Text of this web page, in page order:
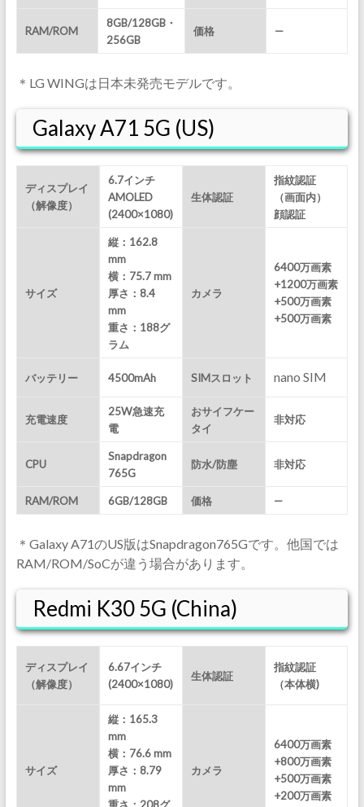
RAM/ROM
8GB/128GB・
256GB
価格 —
＊LG WINGは日本未発売モデルです。
Galaxy A71 5G (US)
ディスプレイ
（解像度）
6.7インチ
AMOLED
(2400×1080)
生体認証
指紋認証
（画面内）
顔認証
サイズ
縦：162.8
mm
横：75.7 mm
厚さ：8.4
mm
重さ：188グ
ラム
カメラ
6400万画素
+1200万画素
+500万画素
+500万画素
バッテリー 4500mAh SIMスロット nano SIM
充電速度
25W急速充
電
おサイフケー
タイ
非対応
CPU
Snapdragon
765G
防水/防塵 非対応
RAM/ROM 6GB/128GB 価格 —
＊Galaxy A71のUS版はSnapdragon765Gです。他国では
RAM/ROM/SoCが違う場合があります。
Redmi K30 5G (China)
ディスプレイ
（解像度）
6.67インチ
(2400×1080)
生体認証
指紋認証
（本体横)
サイズ
縦：165.3
mm
横：76.6 mm
厚さ：8.79
mm
カメラ
6400万画素
+800万画素
+500万画素
+200万画素